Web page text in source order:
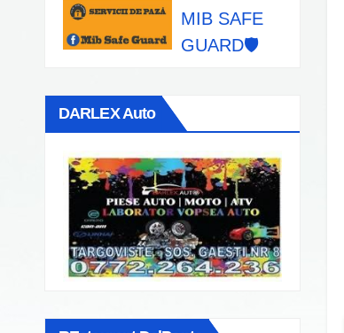
MIB SAFE
GUARD🛡️
DARLEX Auto